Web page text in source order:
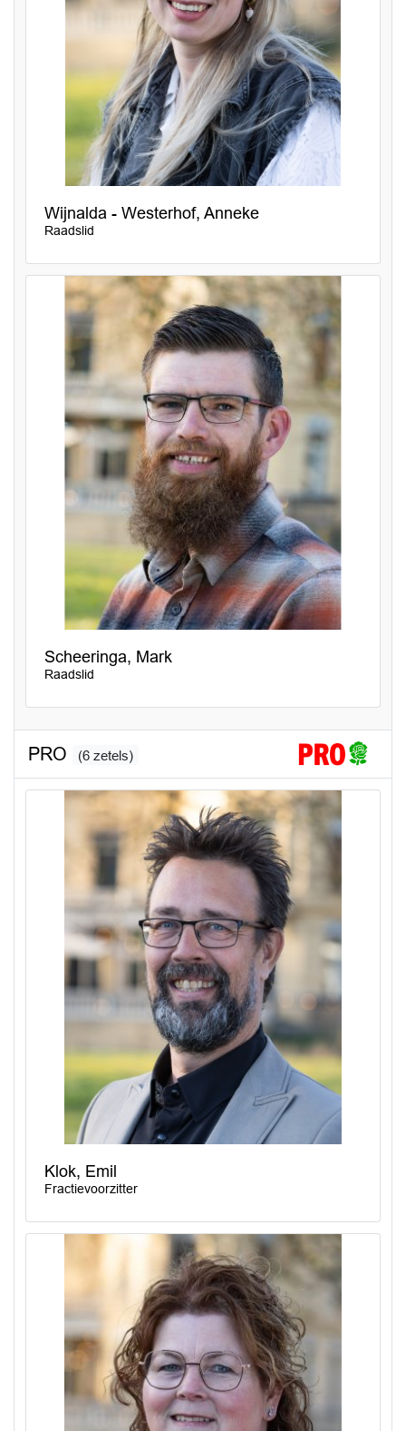
Wijnalda - Westerhof, Anneke
Raadslid
Scheeringa, Mark
Raadslid
PRO (6 zetels)
Klok, Emil
Fractievoorzitter